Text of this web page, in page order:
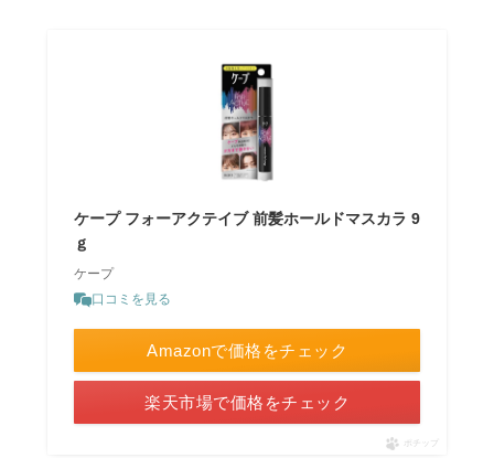
ケープ フォーアクテイブ 前髪ホールドマスカラ 9
ｇ
ケープ
口コミを見る
Amazonで価格をチェック
楽天市場で価格をチェック
ポチップ